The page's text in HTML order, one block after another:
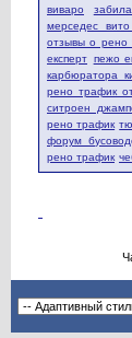
виваро
мерседес
отзывы о рено
експерт пежо
карбюратора
рено трафик
ситроен
рено трафик
форум
рено трафик